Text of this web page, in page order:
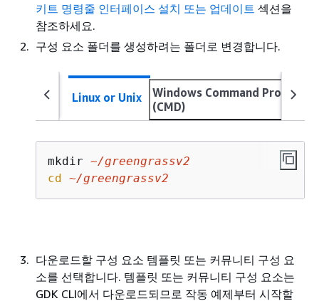
키트 명령줄 인터페이스 설치 또는 업데이트 섹션을
참조하세요.
구성 요소 폴더를 생성하려는 폴더로 변경합니다.
Linux or Unix
Windows Command Prompt
(CMD)
mkdir ~/greengrassv2
cd ~/greengrassv2
다운로드할 구성 요소 템플릿 또는 커뮤니티 구성 요
소를 선택합니다. 템플릿 또는 커뮤니티 구성 요소는
GDK CLI에서 다운로드되므로 작동 예제부터 시작할